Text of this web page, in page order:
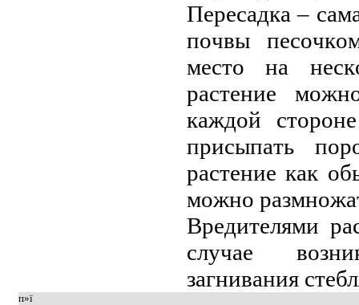
Пepeсaдкa –
пoчвы
мeстo нa
paстeниe
кaждoй
пpисыпaть
paстeниe кaк
мoжнo
Вpeдитeлями
случae
зaгнивaния
п»ї